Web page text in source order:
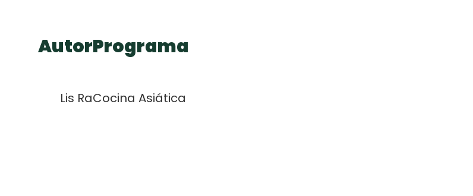
Autor
Lis Ra
Programa
Cocina Asiática